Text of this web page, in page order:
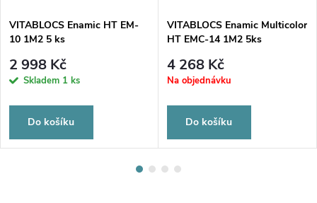
VITABLOCS Enamic HT EM-
10 1M2 5 ks
2 998 Kč
Skladem 1 ks
Do košíku
VITABLOCS Enamic Multicolor
HT EMC-14 1M2 5ks
4 268 Kč
Na objednávku
Do košíku